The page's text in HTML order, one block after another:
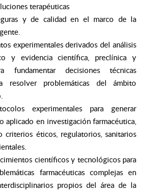
terapéuticas
y de calidad en el marco de la
experimentales derivados del análisis
y evidencia científica, preclínica y
fundamentar decisiones técnicas
resolver problemáticas del ámbito
experimentales para generar
aplicado en investigación farmacéutica,
criterios éticos, regulatorios, sanitarios
científicos y tecnológicos para
farmacéuticas complejas en
propios del área de la